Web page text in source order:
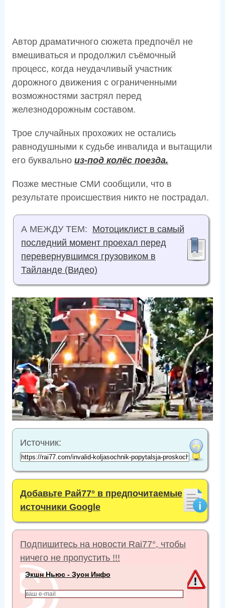
Автор драматичного сюжета предпочёл не
вмешиваться и продолжил съёмочный
процесс, когда неудачливый участник
дорожного движения с ограниченными
возможностями застрял перед
железнодорожным составом.
Трое случайных прохожих не остались
равнодушными к судьбе инвалида и вытащили
его буквально из-под колёс поезда.
Позже местные СМИ сообщили, что в
результате происшествия никто не пострадал.
А МЕЖДУ ТЕМ: Мотоциклист в самый
последний момент проехал перед
перевернувшимся грузовиком в
Тайланде (Видео)
Источник:
Добавьте Рай77° в предпочитаемые
источники Google
Подпишитесь на новости Rai77°, чтобы
ничего не пропустить !!!
Экшн Ньюс - Зуон Инфо